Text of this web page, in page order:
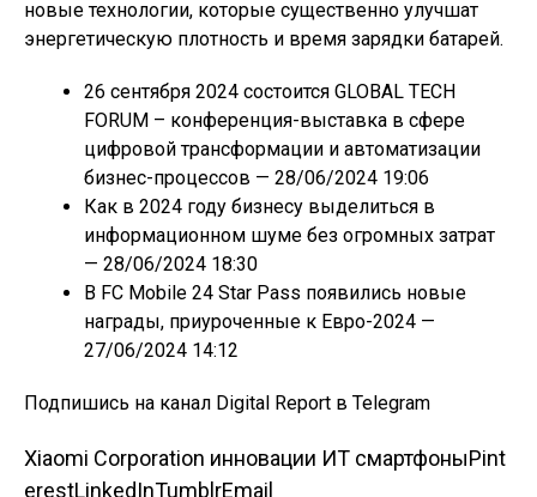
новые технологии, которые существенно улучшат
энергетическую плотность и время зарядки батарей.
26 сентября 2024 состоится GLOBAL TECH
FORUM – конференция-выставка в сфере
цифровой трансформации и автоматизации
бизнес-процессов — 28/06/2024 19:06
Как в 2024 году бизнесу выделиться в
информационном шуме без огромных затрат
— 28/06/2024 18:30
В FC Mobile 24 Star Pass появились новые
награды, приуроченные к Евро-2024 —
27/06/2024 14:12
Подпишись на канал Digital Report в Telegram
Xiaomi Corporation инновации ИТ смартфоныPint
erestLinkedInTumblrEmail